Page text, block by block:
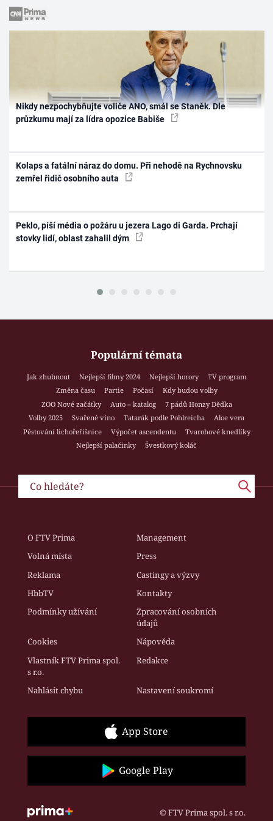
Nikdy nezpochybňujte voliče ANO, smál se Staněk. Dle
průzkumu mají za lídra opozice Babiše
Kolaps a fatální náraz do domu. Při nehodě na Rychnovsku
zemřel řidič osobního auta
Peklo, píší média o požáru u jezera Lago di Garda. Prchají
stovky lidí, oblast zahalil dým
Populární témata
Jak zhubnout Nejlepší filmy 2024 Nejlepší horory
TV program
Změna času
Partie Počasí
Kdy budou volby
ZOO Nové začátky
Auto – katalog
7 pádů Honzy Dědka
Volby 2025
Svařené víno Tatarák podle Pohlreicha
Aloe vera
Pěstování lichořeřišnice
Výpočet ascendentu
Tvarohové knedlíky
Nejlepší palačinky
Švestkový koláč
O FTV Prima
Management
Volná místa
Press
Reklama
Castingy a výzvy
HbbTV
Kontakty
Podmínky užívání
Zpracování osobních
údajů
Cookies
Nápověda
Vlastník FTV Prima spol.
s r.o.
Redakce
Nahlásit chybu Nastavení soukromí
App Store
Google Play
© FTV Prima spol. s r.o.